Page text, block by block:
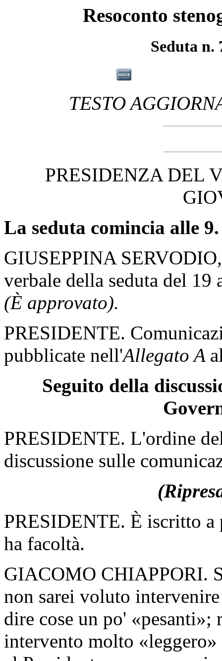
Resoconto
Seduta n.
TESTO
PRESIDENZA DEL
La seduta comincia alle 9.
GIUSEPPINA SERVODIO
verbale della seduta del 19
(È approvato).
PRESIDENTE.
pubblicate nell'Allegato A
Seguito della
PRESIDENTE. L'ordine
discussione sulle
PRESIDENTE. È iscritto
ha facoltà.
GIACOMO CHIAPPORI.
non sarei voluto
dire cose un po'
intervento molto